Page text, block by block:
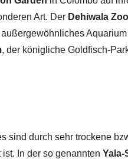
Art. Der Dehiwala Zoo
, der königliche Goldfisch-
sind durch sehr trockene
ist. In der so genanntenYala-